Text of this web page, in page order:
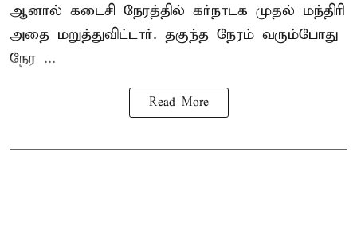
ஆனால் கடைசி நேரத்தில் கர்நாடக முதல் மந்திரி
அதை மறுத்துவிட்டார். தகுந்த நேரம் வரும்போது
நேர ...
Read More